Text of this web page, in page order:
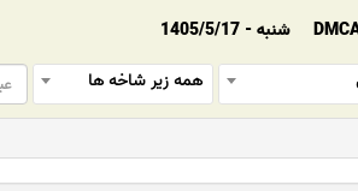
شنبه - 1405/5/17
همه زیر شاخه ها